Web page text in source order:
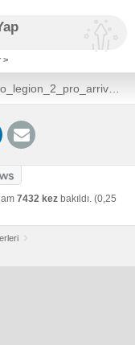
>
7432 kez bakıldı. (0,25